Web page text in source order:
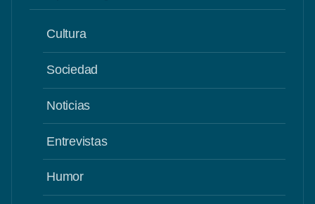
Cultura
Sociedad
Noticias
Entrevistas
Humor